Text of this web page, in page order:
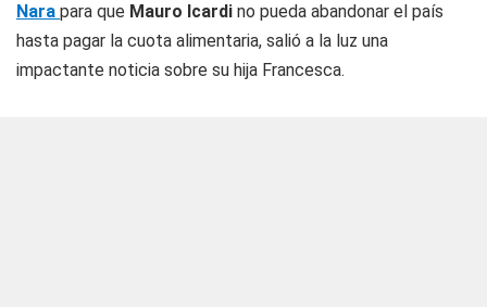
Nara para que Mauro Icardi no pueda abandonar el país
hasta pagar la cuota alimentaria, salió a la luz una
impactante noticia sobre su hija Francesca.